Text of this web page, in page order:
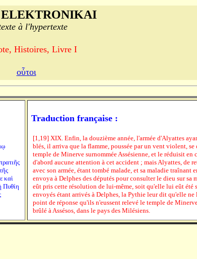
à l'hypertexte
Histoires, Livre I
οὗτοι
καὶ
Πυθίη
Traduction française :
[1,19] XIX. Enfin, la douzième année, l'armée d'Alyattes
blés, il arriva que la flamme, poussée par un vent violent, se
temple de Minerve surnommée Assésienne, et le réduisit en
d'abord aucune attention à cet accident ; mais Alyattes, de
avec son armée, étant tombé malade, et sa maladie traînant
envoya à Delphes des députés pour consulter le dieu sur sa
eût pris cette résolution de lui-même, soit qu'elle lui eût été
envoyés étant arrivés à Delphes, la Pythie leur dit qu'elle ne
point de réponse qu'ils n'eussent relevé le temple de
brûlé à Assésos, dans le pays des Milésiens.